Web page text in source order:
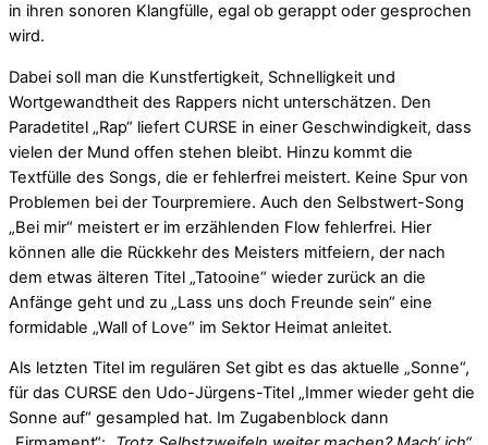
in ihren sonoren Klangfülle, egal ob gerappt oder gesprochen
wird.
Dabei soll man die Kunstfertigkeit, Schnelligkeit und
Wortgewandtheit des Rappers nicht unterschätzen. Den
Paradetitel „Rap“ liefert CURSE in einer Geschwindigkeit, dass
vielen der Mund offen stehen bleibt. Hinzu kommt die
Textfülle des Songs, die er fehlerfrei meistert. Keine Spur von
Problemen bei der Tourpremiere. Auch den Selbstwert-Song
„Bei mir“ meistert er im erzählenden Flow fehlerfrei. Hier
können alle die Rückkehr des Meisters mitfeiern, der nach
dem etwas älteren Titel „Tatooine“ wieder zurück an die
Anfänge geht und zu „Lass uns doch Freunde sein“ eine
formidable „Wall of Love“ im Sektor Heimat anleitet.
Als letzten Titel im regulären Set gibt es das aktuelle „Sonne“,
für das CURSE den Udo-Jürgens-Titel „Immer wieder geht die
Sonne auf“ gesampled hat. Im Zugabenblock dann